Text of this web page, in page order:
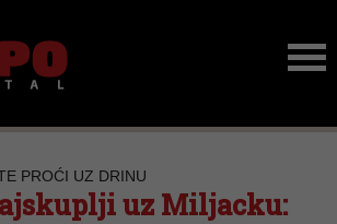
PROĆI UZ DRINU
uz Miljacku: